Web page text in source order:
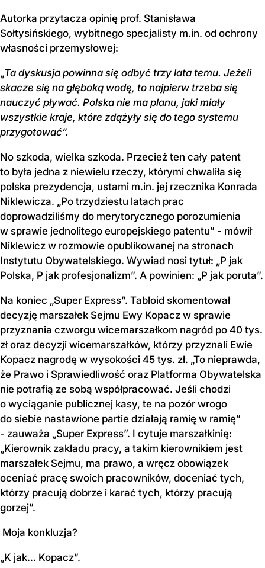
Autorka przytacza opinię prof. Stanisława
Sołtysińskiego, wybitnego specjalisty m.in. od ochrony
własności przemysłowej:
„Ta dyskusja powinna się odbyć trzy lata temu. Jeżeli
skacze się na głęboką wodę, to najpierw trzeba się
nauczyć pływać. Polska nie ma planu, jaki miały
wszystkie kraje, które zdążyły się do tego systemu
przygotować”.
No szkoda, wielka szkoda. Przecież ten cały patent
to była jedna z niewielu rzeczy, którymi chwaliła się
polska prezydencja, ustami m.in. jej rzecznika Konrada
Niklewicza. „Po trzydziestu latach prac
doprowadziliśmy do merytorycznego porozumienia
w sprawie jednolitego europejskiego patentu” - mówił
Niklewicz w rozmowie opublikowanej na stronach
Instytutu Obywatelskiego. Wywiad nosi tytuł: „P jak
Polska, P jak profesjonalizm”. A powinien: „P jak poruta”.
Na koniec „Super Express”. Tabloid skomentował
decyzję marszałek Sejmu Ewy Kopacz w sprawie
przyznania czworgu wicemarszałkom nagród po 40 tys.
zł oraz decyzji wicemarszałków, którzy przyznali Ewie
Kopacz nagrodę w wysokości 45 tys. zł. „To nieprawda,
że Prawo i Sprawiedliwość oraz Platforma Obywatelska
nie potrafią ze sobą współpracować. Jeśli chodzi
o wyciąganie publicznej kasy, te na pozór wrogo
do siebie nastawione partie działają ramię w ramię”
- zauważa „Super Express”. I cytuje marszałkinię:
„Kierownik zakładu pracy, a takim kierownikiem jest
marszałek Sejmu, ma prawo, a wręcz obowiązek
oceniać pracę swoich pracowników, doceniać tych,
którzy pracują dobrze i karać tych, którzy pracują
gorzej”.
Moja konkluzja?
„K jak... Kopacz”.